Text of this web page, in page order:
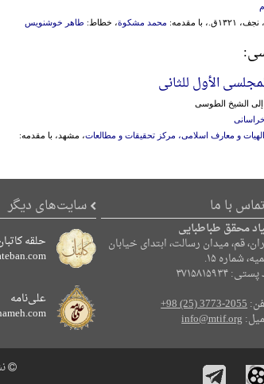
با مقدمه:
محمد مشکوة، خطاط: طاهر خوشنویس
الأول للثانی
إلی الشیخ الطوسی
و معارف اسلامی، مرکز تحقیقات و مطالعات، مشهد، با مقدمه:
تماس با ما
محقق طباطبایی
قم، میدان رسالت، ابتدای خیابان
شماره ۱۵.
۳۷۱۵۸۱۵۹۳۴
+98 (25) 3773-2055
info@mtif.org
سایت‌های دیگر
حلقه
علی‌نامه